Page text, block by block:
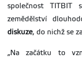
společnost TITBIT
zemědělství
diskuze, do nichž se
„Na začátku to